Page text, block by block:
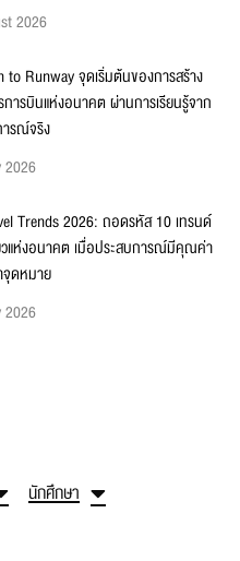
2026
to Runway จุดเริ่มต้นของการสร้าง
ารบินแห่งอนาคต ผ่านการเรียนรู้จาก
รณ์จริง
2026
Trends 2026: ถอดรหัส 10 เทรนด์
แห่งอนาคต เมื่อประสบการณ์มีคุณค่า
ดหมาย
2026
นักศึกษา